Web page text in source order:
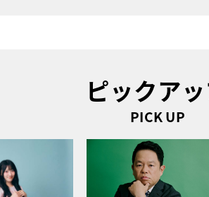
ピックア
PICK UP